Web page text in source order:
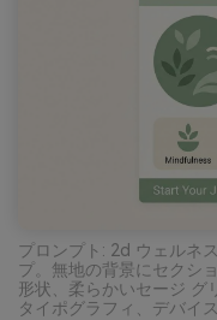
プロンプト: 2d ウェルネ
プ。無地の背景にセクシ
形状、柔らかいセージ グ
タイポグラフィ、デバイ